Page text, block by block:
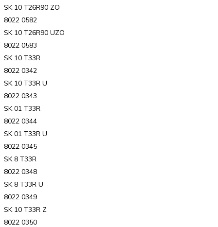
SK 10 T26R90 ZO
8022 0582
SK 10 T26R90 UZO
8022 0583
SK 10 T33R
8022 0342
SK 10 T33R U
8022 0343
SK 01 T33R
8022 0344
SK 01 T33R U
8022 0345
SK 8 T33R
8022 0348
SK 8 T33R U
8022 0349
SK 10 T33R Z
8022 0350